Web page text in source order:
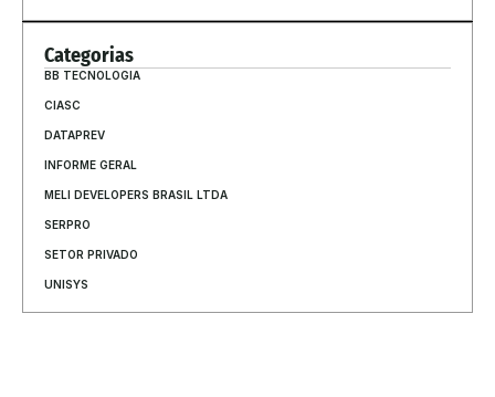
Categorias
BB TECNOLOGIA
CIASC
DATAPREV
INFORME GERAL
MELI DEVELOPERS BRASIL LTDA
SERPRO
SETOR PRIVADO
UNISYS